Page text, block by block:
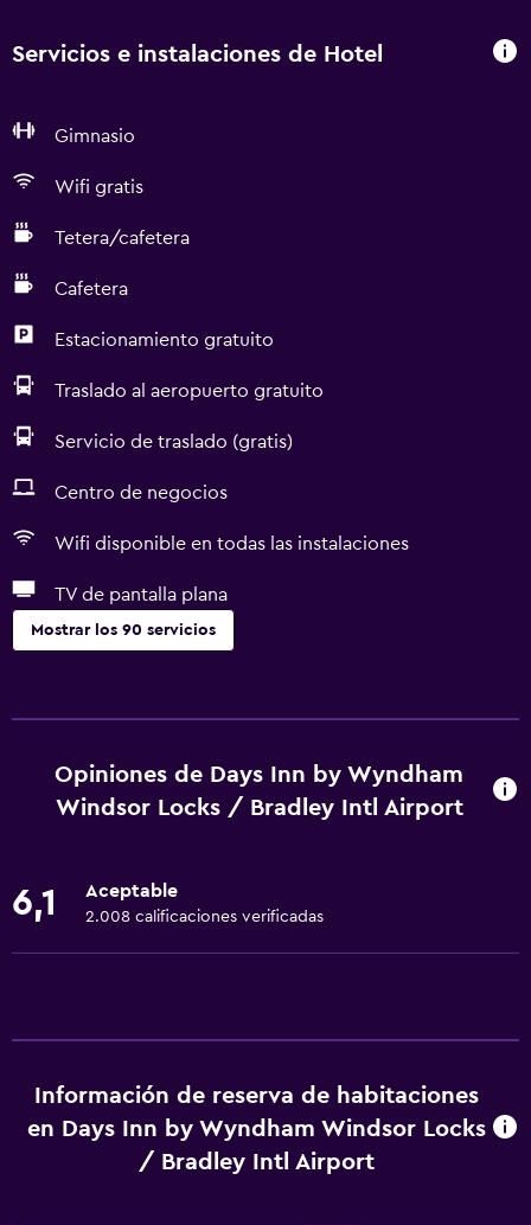
Servicios e instalaciones de Hotel
Gimnasio
Wifi gratis
Tetera/cafetera
Cafetera
Estacionamiento gratuito
Traslado al aeropuerto gratuito
Servicio de traslado (gratis)
Centro de negocios
Wifi disponible en todas las instalaciones
TV de pantalla plana
Mostrar los 90 servicios
Wifi gratis
Wifi disponible en todas las instalaciones
Internet
Ventilador
Extinguidor
Calefacción
Gel de ducha
Aire acondicionado
Opiniones de Days Inn by Wyndham
Windsor Locks / Bradley Intl Airport
6,1 Aceptable
2.008 calificaciones verificadas
Información de reserva de habitaciones
en Days Inn by Wyndham Windsor Locks
/ Bradley Intl Airport